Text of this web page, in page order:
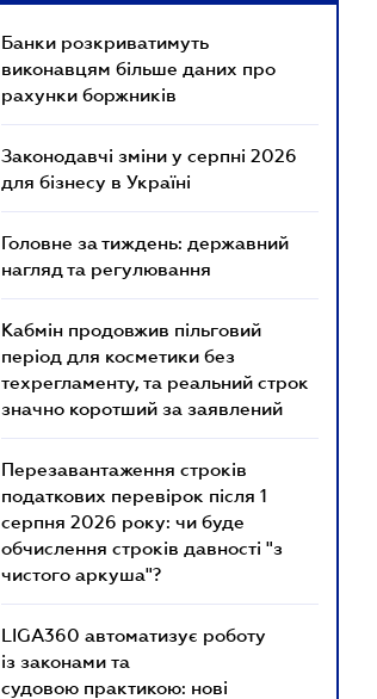
Банки розкриватимуть
виконавцям більше даних про
рахунки боржників
Законодавчі зміни у серпні 2026
для бізнесу в Україні
Головне за тиждень: державний
нагляд та регулювання
Кабмін продовжив пільговий
період для косметики без
техрегламенту, та реальний строк
значно коротший за заявлений
Перезавантаження строків
податкових перевірок після 1
серпня 2026 року: чи буде
обчислення строків давності "з
чистого аркуша"?
LIGA360 автоматизує роботу
із законами та
судовою практикою: нові